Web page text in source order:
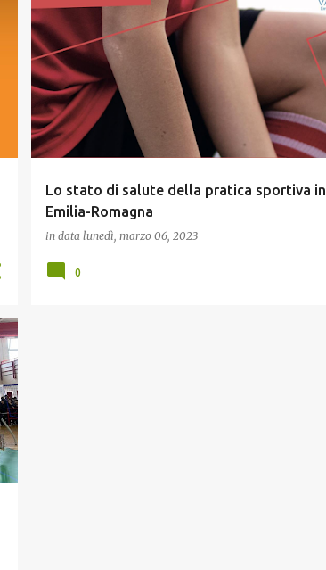
Lo stato di salute della pratica sportiva in
Emilia-Romagna
in data lunedì, marzo 06, 2023
CULTURA E MEMORIA GIOVANI
RELAZIONE CON GLI ENTI PUBBLICI
0